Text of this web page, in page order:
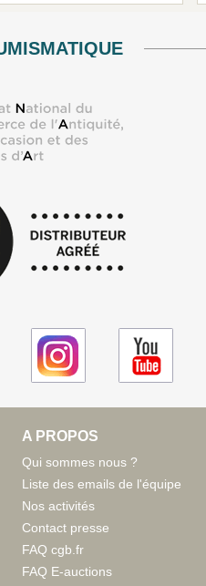
A PROPOS
Qui sommes nous ?
Liste des emails de l'équipe
Nos activités
Contact presse
FAQ cgb.fr
FAQ E-auctions